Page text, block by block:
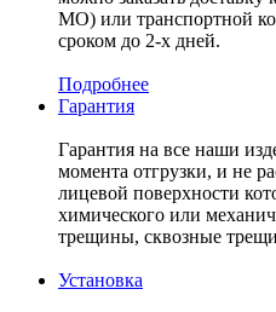
МО) или транспортной
сроком до 2-х дней.
Подробнее
Гарантия
Гарантия на все наши
момента отгрузки, и не
лицевой поверхности
химического или
трещины, сквозные
Установка